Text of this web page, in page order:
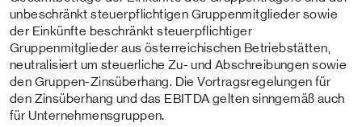
unbeschränkt steuerpflichtigen Gruppenmitglieder sowie
der Einkünfte beschränkt steuerpflichtiger
Gruppenmitglieder aus österreichischen Betriebstätten,
neutralisiert um steuerliche Zu- und Abschreibungen sowie
den Gruppen-Zinsüberhang. Die Vortragsregelungen für
den Zinsüberhang und das EBITDA gelten sinngemäß auch
für Unternehmensgruppen.